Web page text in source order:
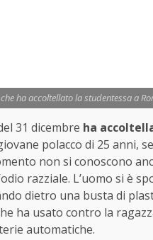
ha accoltellato la studentessa a
31 dicembre ha
polacco di 25 anni,
non si conoscono
razziale. L’uomo si è
dietro una busta di
ha usato contro la
automatiche.